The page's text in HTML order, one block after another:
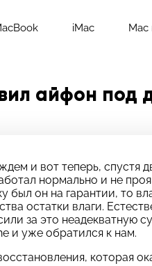
iMac Mac
айфон под
и вот теперь, спустя
нормально и не
был он на гарантии, то
остатки влаги.
за это неадекватную
и уже обратился к нам.
которая